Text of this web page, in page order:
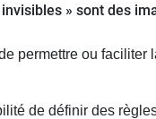
» sont des
permettre ou
de définir des